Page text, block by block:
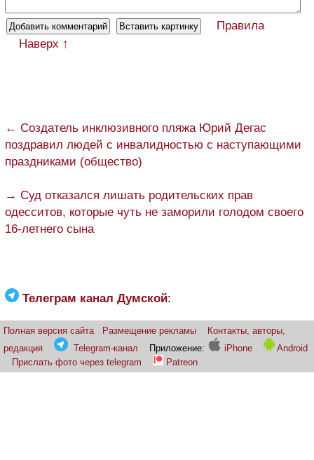
Правила
Наверх ↑
← Создатель инклюзивного пляжа Юрий Дегас
поздравил людей с инвалидностью с наступающими
праздниками (общество)
→ Суд отказался лишать родительских прав
одесситов, которые чуть не заморили голодом своего
16-летнего сына
Телеграм канал Думской:
Полная версия сайта Размещение рекламы
Контакты, авторы,
редакция
Telegram-канал Приложение: iPhone
Android
Прислать фото через telegram
Patreon